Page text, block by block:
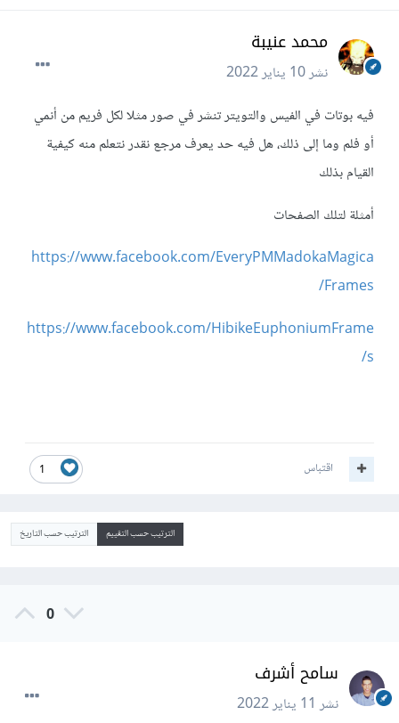
محمد عنيبة
نشر10 يناير 2022
فيه بوتات في الفيس والتويتر تنشر في صور مثلا لكل فريم من أنمي
أو فلم وما إلى ذلك، هل فيه حد يعرف مرجع نقدر نتعلم منه كيفية
القيام بذلك
أمثلة لتلك الصفحات
https://www.facebook.com/EveryPMMadokaMagica
Frames/
https://www.facebook.com/HibikeEuphoniumFrame
s/
1 اقتباس
الترتيب حسب التقييم الترتيب حسب التاريخ
0
سامح أشرف
نشر11 يناير 2022